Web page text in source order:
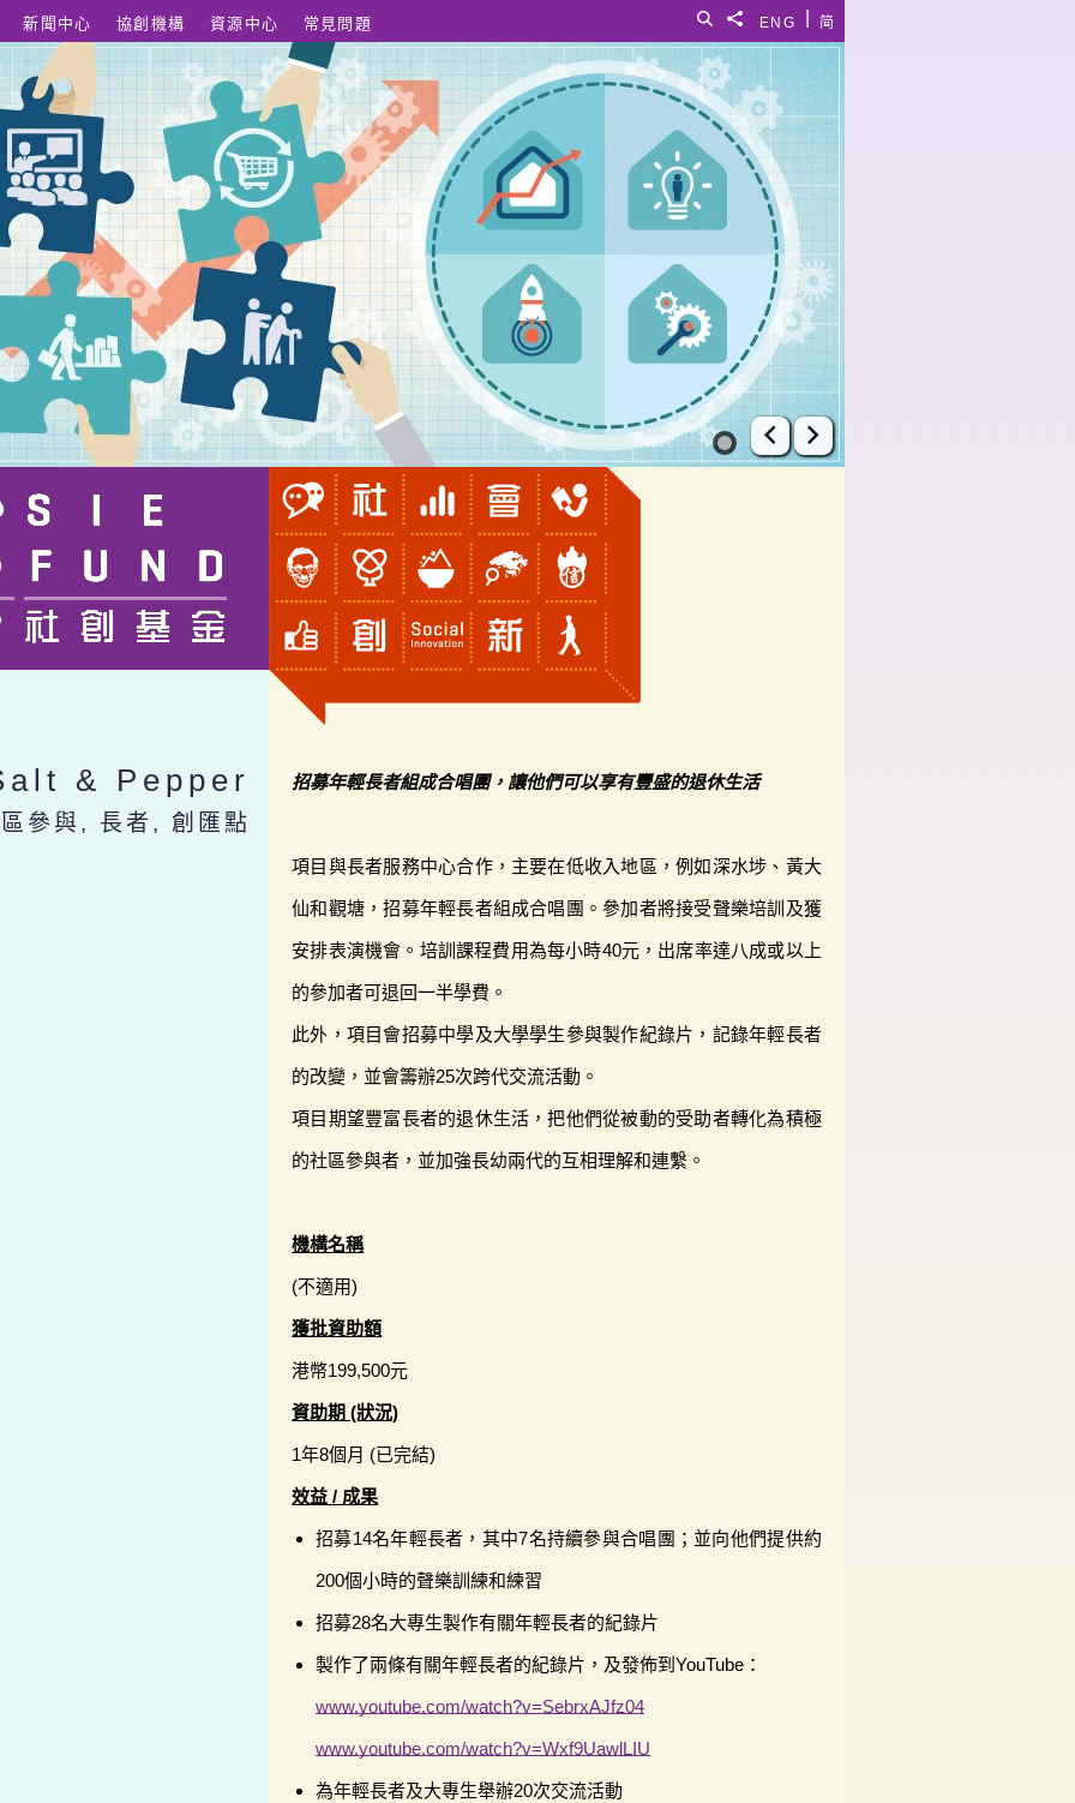
简
ENG
分享給
搜尋
新聞中心 協創機構 資源中心 常見問題
上一張幻燈片
下一張幻燈片
& Pepper
參與, 長者, 創匯點
招募年輕長者組成合唱團，讓他們可以享有豐盛的退休生活
項目與長者服務中心合作，主要在低收入地區，例如深水埗、黃大
仙和觀塘，招募年輕長者組成合唱團。參加者將接受聲樂培訓及獲
安排表演機會。培訓課程費用為每小時40元，出席率達八成或以上
的參加者可退回一半學費。
此外，項目會招募中學及大學學生參與製作紀錄片，記錄年輕長者
的改變，並會籌辦25次跨代交流活動。
項目期望豐富長者的退休生活，把他們從被動的受助者轉化為積極
的社區參與者，並加強長幼兩代的互相理解和連繫。
機構名稱
(不適用)
獲批資助額
港幣199,500元
資助期 (狀況)
1年8個月 (已完結)
效益 / 成果
招募14名年輕長者，其中7名持續參與合唱團；並向他們提供約
200個小時的聲樂訓練和練習
招募28名大專生製作有關年輕長者的紀錄片
製作了兩條有關年輕長者的紀錄片，及發佈到YouTube：
www.youtube.com/watch?v=SebrxAJfz04
www.youtube.com/watch?v=Wxf9UawlLIU
為年輕長者及大專生舉辦20次交流活動